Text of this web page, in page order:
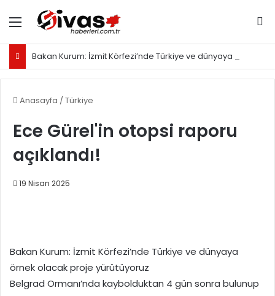
Menü
Anasayfa / Türkiye
Ece Gürel'in otopsi raporu
açıklandı!
19 Nisan 2025
Bakan Kurum: İzmit Körfezi’nde Türkiye ve dünyaya
örnek olacak proje yürütüyoruz
Belgrad Ormanı’nda kaybolduktan 4 gün sonra bulunup